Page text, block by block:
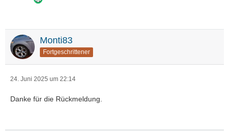
Monti83
Fortgeschrittener
24. Juni 2025 um 22:14
Danke für die Rückmeldung.